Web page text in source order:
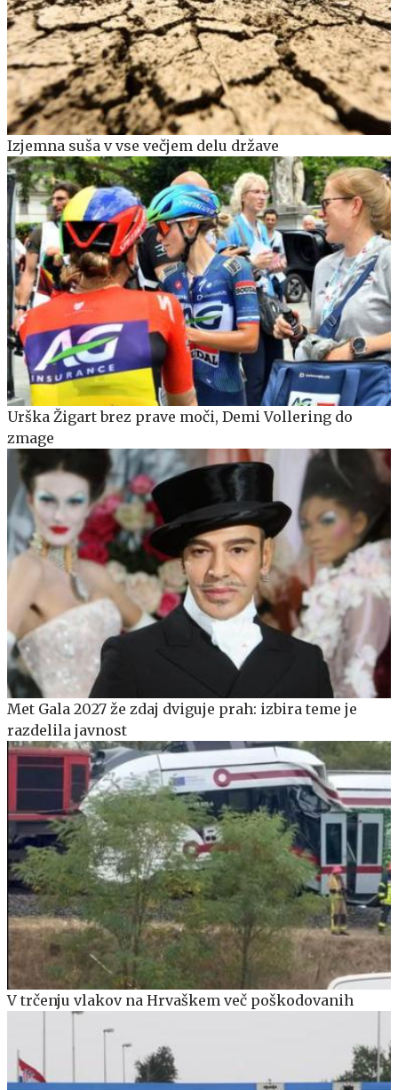
Izjemna suša v vse večjem delu države
Urška Žigart brez prave moči, Demi Vollering do
zmage
Met Gala 2027 že zdaj dviguje prah: izbira teme je
razdelila javnost
V trčenju vlakov na Hrvaškem več poškodovanih